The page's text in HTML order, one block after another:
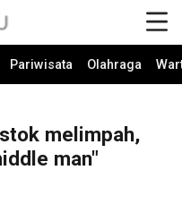
Pariwisata Olahraga
melimpah,
man"